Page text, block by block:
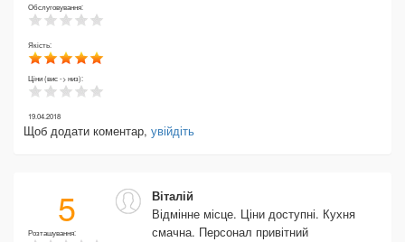
Обслуговування:
Якість:
Ціни (вис -> низ):
19.04.2018
Щоб додати коментар, увійдіть
5
Розташування:
Віталій
Відмінне місце. Ціни доступні. Кухня
смачна. Персонал привітний